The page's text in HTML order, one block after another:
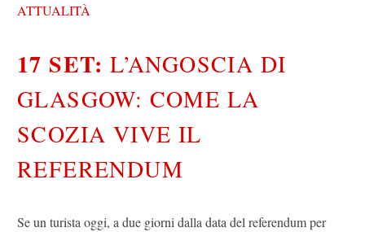
ATTUALITÀ
17 SET:L’ANGOSCIA DI
GLASGOW: COME LA
SCOZIA VIVE IL
REFERENDUM
Se un turista oggi, a due giorni dalla data del referendum per